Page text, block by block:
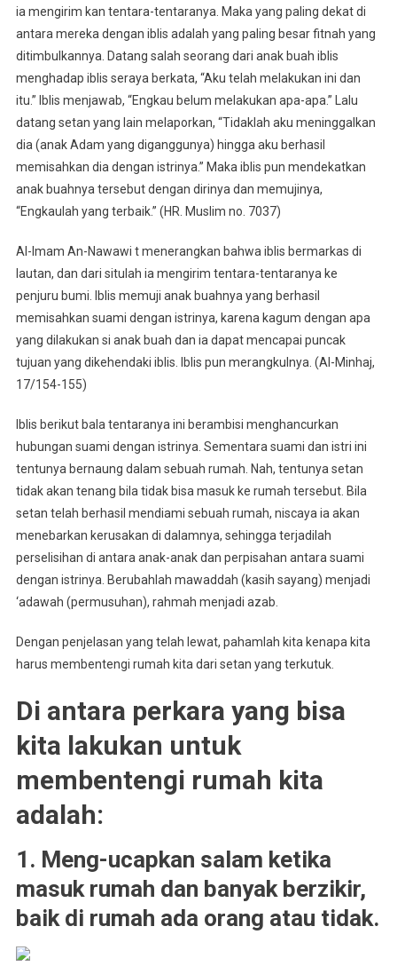
ia mengirim kan tentara-tentaranya. Maka yang paling dekat di
antara mereka dengan iblis adalah yang paling besar fitnah yang
ditimbulkannya. Datang salah seorang dari anak buah iblis
menghadap iblis seraya berkata, “Aku telah melakukan ini dan
itu.” Iblis menjawab, “Engkau belum melakukan apa-apa.” Lalu
datang setan yang lain melaporkan, “Tidaklah aku meninggalkan
dia (anak Adam yang diganggunya) hingga aku berhasil
memisahkan dia dengan istrinya.” Maka iblis pun mendekatkan
anak buahnya tersebut dengan dirinya dan memujinya,
“Engkaulah yang terbaik.” (HR. Muslim no. 7037)
Al-Imam An-Nawawi t menerangkan bahwa iblis bermarkas di
lautan, dan dari situlah ia mengirim tentara-tentaranya ke
penjuru bumi. Iblis memuji anak buahnya yang berhasil
memisahkan suami dengan istrinya, karena kagum dengan apa
yang dilakukan si anak buah dan ia dapat mencapai puncak
tujuan yang dikehendaki iblis. Iblis pun merangkulnya. (Al-Minhaj,
17/154-155)
Iblis berikut bala tentaranya ini berambisi menghancurkan
hubungan suami dengan istrinya. Sementara suami dan istri ini
tentunya bernaung dalam sebuah rumah. Nah, tentunya setan
tidak akan tenang bila tidak bisa masuk ke rumah tersebut. Bila
setan telah berhasil mendiami sebuah rumah, niscaya ia akan
menebarkan kerusakan di dalamnya, sehingga terjadilah
perselisihan di antara anak-anak dan perpisahan antara suami
dengan istrinya. Berubahlah mawaddah (kasih sayang) menjadi
‘adawah (permusuhan), rahmah menjadi azab.
Dengan penjelasan yang telah lewat, pahamlah kita kenapa kita
harus membentengi rumah kita dari setan yang terkutuk.
Di antara perkara yang bisa
kita lakukan untuk
membentengi rumah kita
adalah:
1. Meng-ucapkan salam ketika
masuk rumah dan banyak berzikir,
baik di rumah ada orang atau tidak.